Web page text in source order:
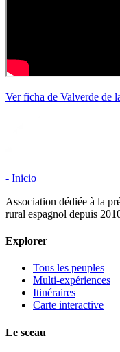
Ver ficha de Valverde de
- Inicio
Association dédiée à la
rural espagnol depuis
Explorer
Tous les peuples
Multi-expériences
Itinéraires
Carte interactive
Le sceau